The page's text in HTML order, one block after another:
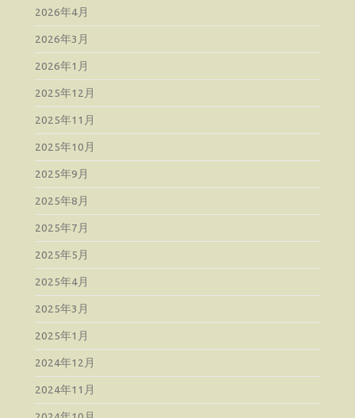
2026年4月
2026年3月
2026年1月
2025年12月
2025年11月
2025年10月
2025年9月
2025年8月
2025年7月
2025年5月
2025年4月
2025年3月
2025年1月
2024年12月
2024年11月